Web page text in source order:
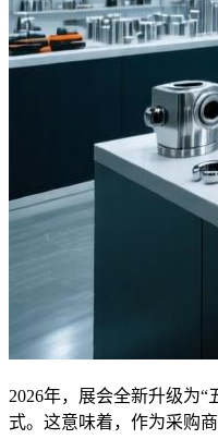
2026年，展会全新升级为
式。这意味着，作为采购